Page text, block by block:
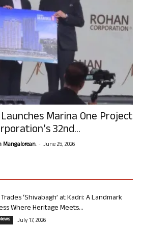
Marina One Project
32nd...
Mangalorean. - June 25, 2026
‘Shivabagh’ at Kadri: A Landmark
Where Heritage Meets...
July 17, 2026